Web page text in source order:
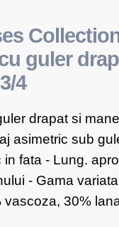
Tricou
femei
marimi
34/36
–
guler
4
drapat si
asimetric sub
fata - Lung.
- Gama
vascoza, 30%